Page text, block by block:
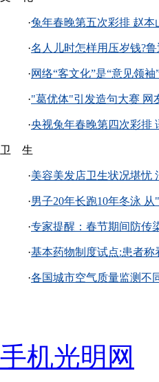
·兔年春晚第五次彩排 赵
·名人儿时怎样用压岁钱?
·网络“客文化”是“意见领
·"葛优体"引发造句大赛 网
·央视兔年春晚第四次彩排
卫 生
·美容美发店卫生状况堪忧
·男子20年长跑10年冬泳
·专家提醒：春节期间防传
·基本药物制度试点:患者
·各国城市空气质量监测不
手机光明网